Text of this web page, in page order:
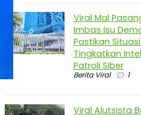
Viral Mal
Imbas Isu
Pastikan
Tingkatkan
Patroli Siber
Berita Viral 1
Viral Alutsista